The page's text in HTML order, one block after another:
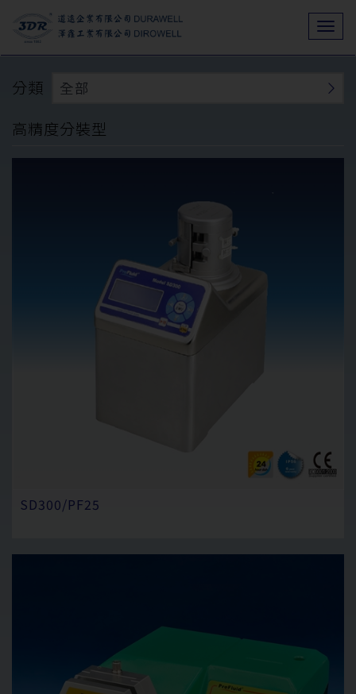
分類 全部
高精度分裝型
SD300/PF25